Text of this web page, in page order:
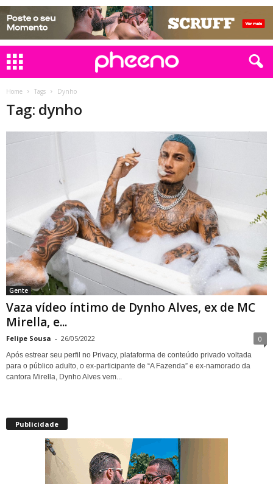
Home Tags Dynho
Tag: dynho
Gente
Vaza vídeo íntimo de Dynho Alves, ex de MC
Mirella, e...
Felipe Sousa - 26/05/2022 0
Após estrear seu perfil no Privacy, plataforma de conteúdo privado voltada
para o público adulto, o ex-participante de “A Fazenda” e ex-namorado da
cantora Mirella, Dynho Alves vem...
Publicidade